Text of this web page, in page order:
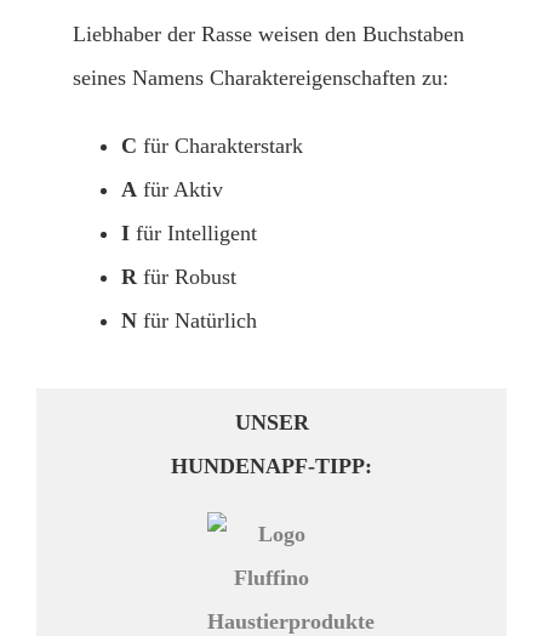
Liebhaber der Rasse weisen den Buchstaben
seines Namens Charaktereigenschaften zu:
C für Charakterstark
A für Aktiv
I für Intelligent
R für Robust
N für Natürlich
UNSER
HUNDENAPF-TIPP: